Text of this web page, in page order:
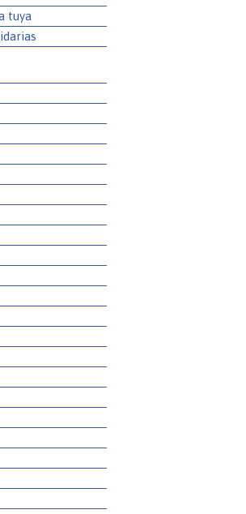
tuya